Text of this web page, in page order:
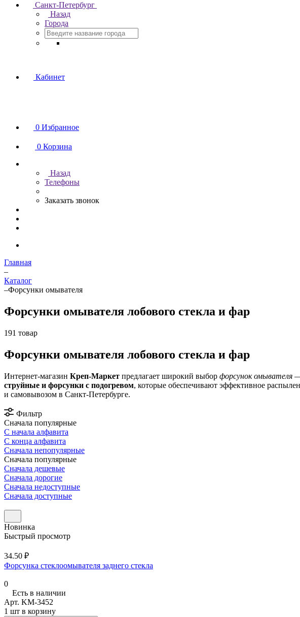
Санкт-Петербург
Назад
Города
Кабинет
0 Избранное
0 Корзина
Назад
Телефоны
Заказать звонок
Главная
–
Каталог
–Форсунки омывателя
Форсунки омывателя лобового стекла и фар
191 товар
Форсунки омывателя лобового стекла и фар
Интернет-магазин Креп-Маркет предлагает широкий выбор форсунок омывателя —
струйные и форсунки с подогревом, которые обеспечивают эффективное
и самовывозом в Санкт-Петербурге.
Фильтр
Сначала популярные
С начала алфавита
С конца алфавита
Сначала непопулярные
Сначала популярные
Сначала дешевые
Сначала дорогие
Сначала недоступные
Сначала доступные
Новинка
Быстрый просмотр
34.50 ₽
Форсунка стеклоомывателя заднего стекла
0
Есть в наличии
Арт. KM-3452
1 шт в корзину